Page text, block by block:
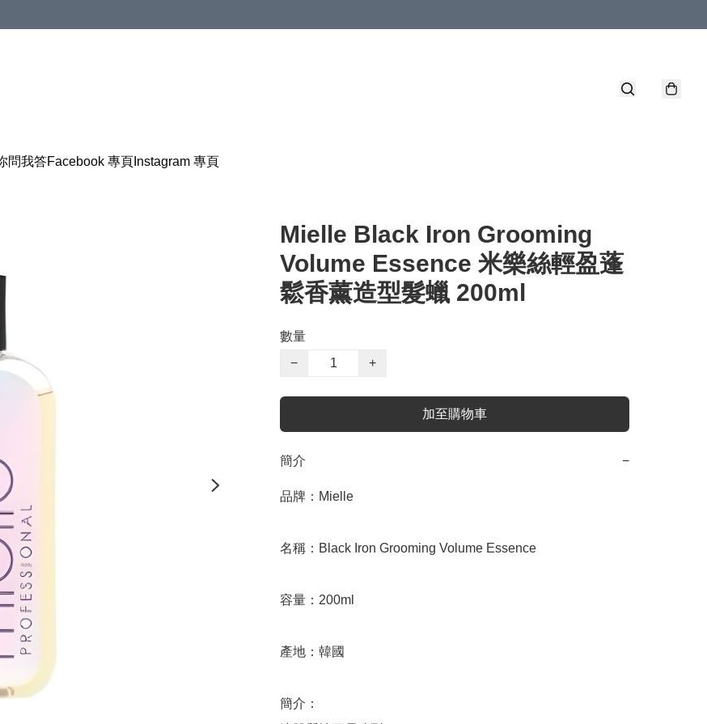
問我答Facebook 專頁 Instagram 專頁
Mielle Black Iron Grooming
Volume Essence 米樂絲輕盈蓬
鬆香薰造型髮蠟 200ml
數量
−
+
加至購物車
簡介 −
品牌：Mielle
名稱：Black Iron Grooming Volume Essence
容量：200ml
產地：韓國
簡介：